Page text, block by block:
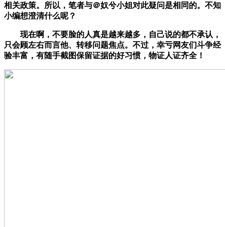
相关政策。所以，笔者与＠奴兮小姐对此疑问是相同的。不知
小编想澄清什么呢？
现在啊，不要脸的人真是越来越多，自己说的都不承认，
只会顾左右而言他、转移问题焦点。不过，幸亏网友们斗争经
验丰富，有随手截图保留证据的好习惯，物证人证齐全！